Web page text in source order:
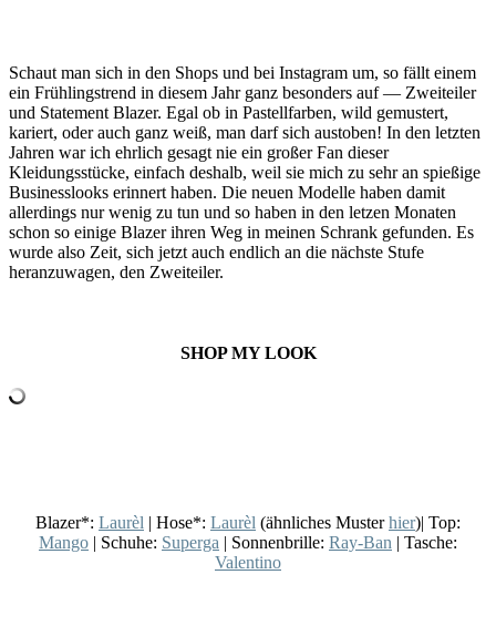
Schaut man sich in den Shops und bei Instagram um, so fällt einem
ein Frühlingstrend in diesem Jahr ganz besonders auf — Zweiteiler
und Statement Blazer. Egal ob in Pastellfarben, wild gemustert,
kariert, oder auch ganz weiß, man darf sich austoben! In den letzten
Jahren war ich ehrlich gesagt nie ein großer Fan dieser
Kleidungsstücke, einfach deshalb, weil sie mich zu sehr an spießige
Businesslooks erinnert haben. Die neuen Modelle haben damit
allerdings nur wenig zu tun und so haben in den letzen Monaten
schon so einige Blazer ihren Weg in meinen Schrank gefunden. Es
wurde also Zeit, sich jetzt auch endlich an die nächste Stufe
heranzuwagen, den Zweiteiler.
SHOP MY LOOK
Blazer*: Laurèl | Hose*: Laurèl (ähnliches Musterhier)| Top:
Mango | Schuhe: Superga | Sonnenbrille: Ray-Ban | Tasche:
Valentino